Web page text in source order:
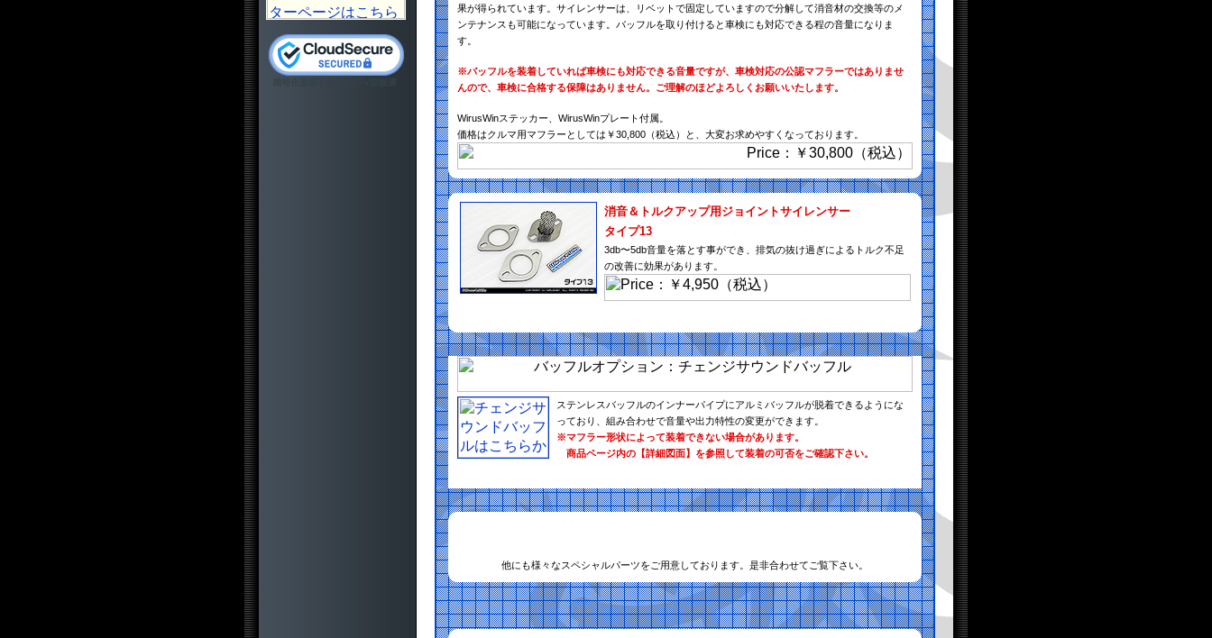
果が得られています。サイレンサーは、リベットで固定していますので分解して消音材の交換等のメ
ンテナンスも可能になっています。バッフルを取り付けると車検にも対応できる程の音量になりま
す。
※バッフルを装着していれば車検にも対応できる音量ですが、車検対応の公認マフラーではありませ
んので、車検に合格する保障はありません。ご理解のほどよろしくお願いいたします。
WirusWinステッカー、WirusWinプレート付属。
価格はクルマ用マフラーとしては￥30,800（税込）と、大変お求めやすくなっております。
消音＆トルクアップ用ジョイントサイレンサー
タイプ13
3db〜5db音量を落とす事ができ、排気の抜け過ぎによるトルク不足
の改善に効果があります。
ステンレスバッフルのインナーパイプにアルミバッフルが脱着できるようにな
っており、組み合わせで音量や出力特性の変更ができます。
※マフラー形状によって装着できない場合があります。
商品ページ内の【詳細図面】を参照して装着の可否をご確認下さい。
他にも様々なスペシャルパーツをご用意しております。是非合わせてご覧下さい。